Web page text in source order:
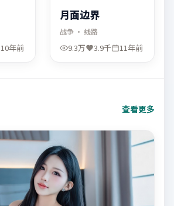
10年前
月面边界
战争 · 线路
9.3万 3.9千 11年前
查看更多